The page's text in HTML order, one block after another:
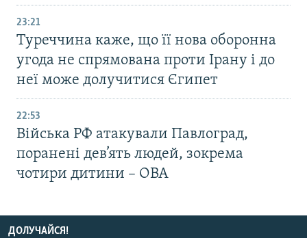
23:21
Туреччина каже, що її нова оборонна
угода не спрямована проти Ірану і до
неї може долучитися Єгипет
22:53
Війська РФ атакували Павлоград,
поранені дев’ять людей, зокрема
чотири дитини – ОВА
ДОЛУЧАЙСЯ!